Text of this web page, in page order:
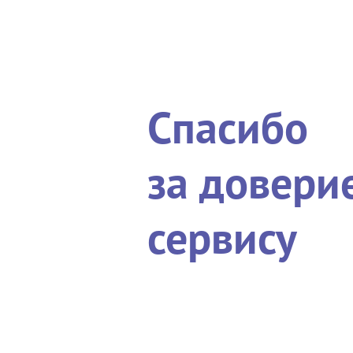
Спасибо
за
сервису